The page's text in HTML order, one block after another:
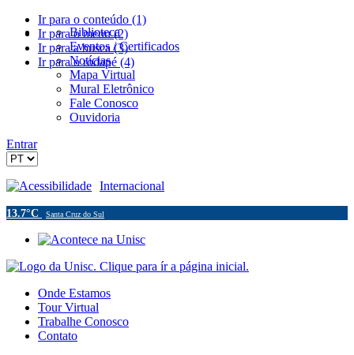
Ir para o conteúdo (1)
Ir para o menu (2)
Ir para a busca (3)
Ir para o rodapé (4)
Biblioteca
Eventos / Certificados
Notícias
Mapa Virtual
Mural Eletrônico
Fale Conosco
Ouvidoria
Entrar
Acessibilidade Internacional
13.7°C Santa Cruz do Sul
Onde Estamos
Tour Virtual
Trabalhe Conosco
Contato